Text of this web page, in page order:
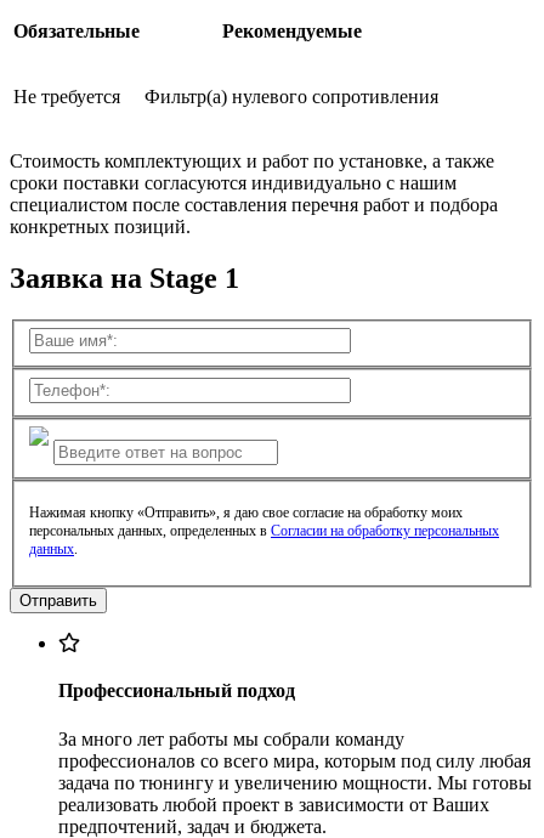
Обязательные Рекомендуемые
Не требуется Фильтр(а) нулевого сопротивления
Стоимость комплектующих и работ по установке, а также
сроки поставки согласуются индивидуально с нашим
специалистом после составления перечня работ и подбора
конкретных позиций.
Заявка на Stage 1
Нажимая кнопку «Отправить», я даю свое согласие на обработку моих
персональных данных, определенных в Согласии на обработку персональных
данных.
Профессиональный подход
За много лет работы мы собрали команду
профессионалов со всего мира, которым под силу любая
задача по тюнингу и увеличению мощности. Мы готовы
реализовать любой проект в зависимости от Ваших
предпочтений, задач и бюджета.